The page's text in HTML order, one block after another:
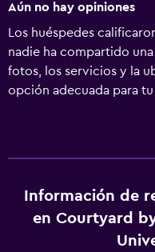
Aún no hay opiniones
Los huéspedes
nadie ha compartido
fotos, los servicios y la
opción adecuada para tu
Información de
en Courtyard